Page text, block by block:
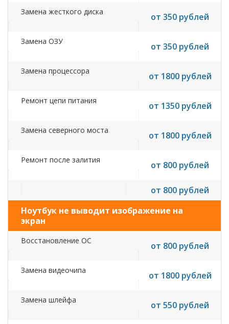
Замена жесткого диска от 350 рублей
Замена ОЗУ от 350 рублей
Замена процессора от 1800 рублей
Ремонт цепи питания от 1350 рублей
Замена северного моста от 1800 рублей
Ремонт после залития от 800 рублей
от 800 рублей
Ноутбук не выводит изображение на
экран
Восстановление ОС от 800 рублей
Замена видеочипа от 1800 рублей
Замена шлейфа от 550 рублей